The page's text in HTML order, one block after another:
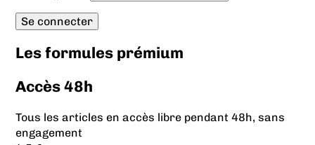
Les formules prémium
Accès 48h
Tous les articles en accès libre pendant 48h, sans
engagement